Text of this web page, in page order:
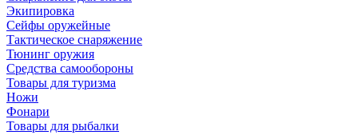
Экипировка
Сейфы оружейные
Тактическое снаряжение
Тюнинг оружия
Средства самообороны
Товары для туризма
Ножи
Фонари
Товары для рыбалки